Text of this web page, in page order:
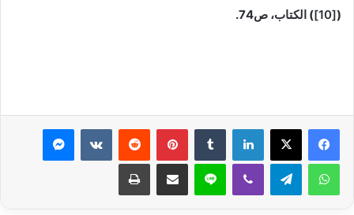
(
[10] ) الكتاب، ص74.
لينكدإن بينتيريست ماسنجر
واتساب تيلقرام ڤايبر لاين مشاركة عبر البريد طباعة